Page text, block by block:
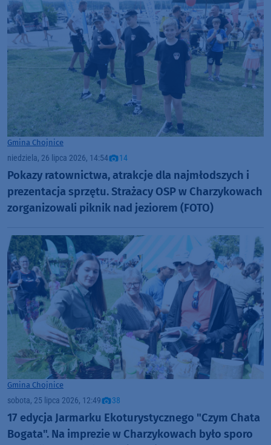
Gmina Chojnice
niedziela, 26 lipca 2026, 14:54 14
Pokazy ratownictwa, atrakcje dla najmłodszych i
prezentacja sprzętu. Strażacy OSP w Charzykowach
zorganizowali piknik nad jeziorem (FOTO)
Gmina Chojnice
sobota, 25 lipca 2026, 12:49 38
17 edycja Jarmarku Ekoturystycznego "Czym Chata
Bogata". Na imprezie w Charzykowach było sporo